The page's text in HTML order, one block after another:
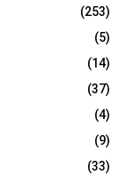
(253)
(5)
(14)
(37)
(4)
(9)
(33)